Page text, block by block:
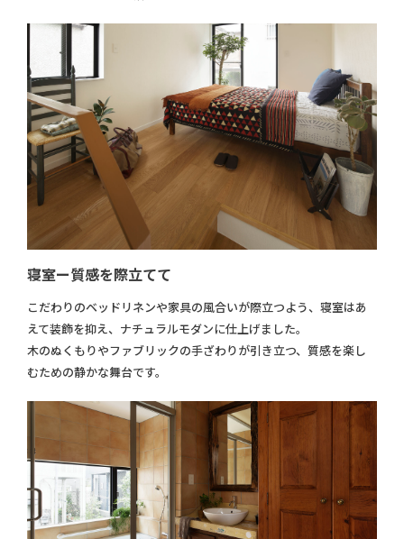
寝室ー質感を際立てて
こだわりのベッドリネンや家具の風合いが際立つよう、寝室はあ
えて装飾を抑え、ナチュラルモダンに仕上げました。
木のぬくもりやファブリックの手ざわりが引き立つ、質感を楽し
むための静かな舞台です。